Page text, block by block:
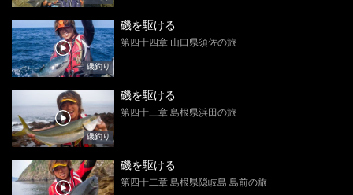
磯釣り
磯を駆ける
第四十四章 山口県須佐の旅
磯釣り
磯を駆ける
第四十三章 島根県浜田の旅
磯を駆ける
第四十二章 島根県隠岐島 島前の旅